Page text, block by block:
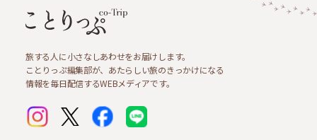
旅する人に小さなしあわせをお届けします。
ことりっぷ編集部が、あたらしい旅のきっかけになる
情報を毎日配信するWEBメディアです。